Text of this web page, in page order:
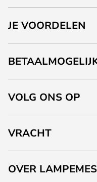
JE VOORDELEN
VOLG ONS OP
VRACHT
OVER